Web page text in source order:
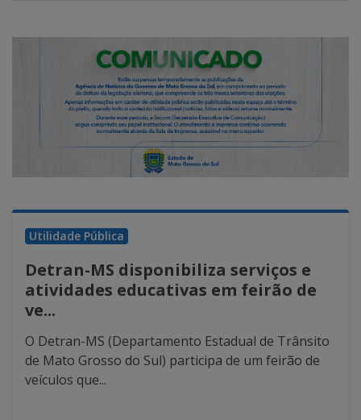
Utilidade Pública
Detran-MS disponibiliza serviços e
atividades educativas em feirão de
ve...
O Detran-MS (Departamento Estadual de Trânsito
de Mato Grosso do Sul) participa de um feirão de
veículos que...